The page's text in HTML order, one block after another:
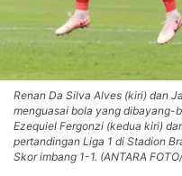
Renan Da Silva Alves (kiri) dan
menguasai bola yang dibayang-
Ezequiel Fergonzi (kedua kiri)
pertandingan Liga 1 di Stadion
Skor imbang 1-1. (ANTARA